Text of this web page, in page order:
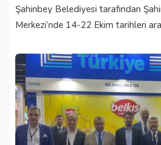
Şahinbey Belediyesi tarafından
Merkezi’nde 14-22 Ekim tarihleri